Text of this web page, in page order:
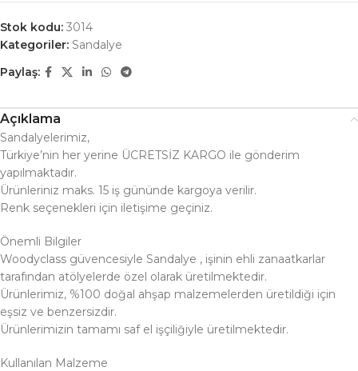
Stok kodu: 3014
Kategoriler: Sandalye
Paylaş:
Açıklama
Sandalyelerimiz,
Türkiye’nin her yerine ÜCRETSİZ KARGO ile gönderim
yapılmaktadır.
Ürünleriniz maks. 15 iş gününde kargoya verilir.
Renk seçenekleri için iletişime geçiniz.
Önemli Bilgiler
Woodyclass güvencesiyle Sandalye , işinin ehli zanaatkarlar
tarafından atölyelerde özel olarak üretilmektedir.
Ürünlerimiz, %100 doğal ahşap malzemelerden üretildiği için
eşsiz ve benzersizdir.
Ürünlerimizin tamamı saf el işçiliğiyle üretilmektedir.
Kullanılan Malzeme